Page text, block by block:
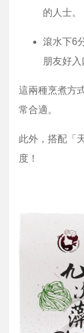
的人士。
滾水下6
朋友好入
這兩種烹煮方
常合適。
此外，搭配「
度！